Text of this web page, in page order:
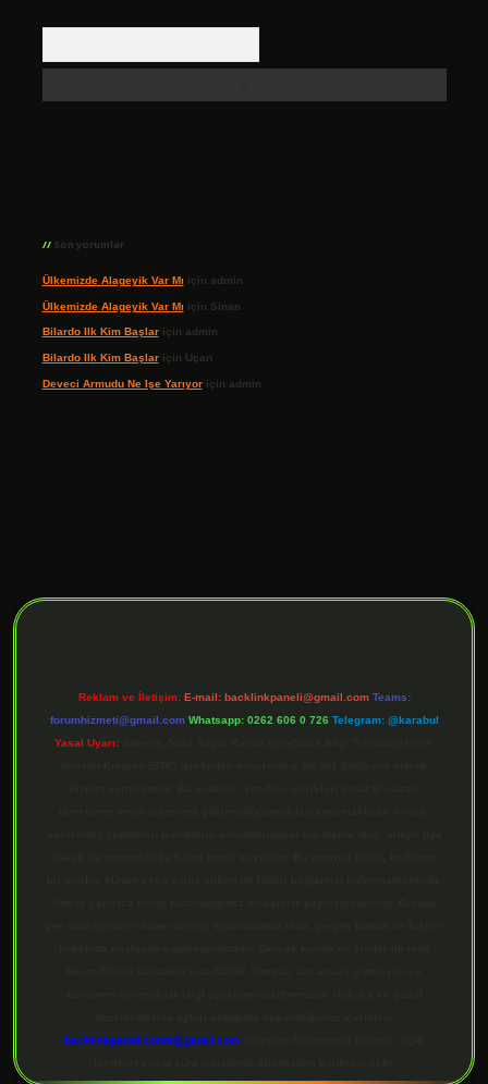
Son yorumlar
Ülkemizde Alageyik Var Mı için admin
Ülkemizde Alageyik Var Mı için Sinan
Bilardo Ilk Kim Başlariçin admin
Bilardo Ilk Kim Başlariçin Uçan
Deveci Armudu Ne Işe Yarıyoriçin admin
Reklam ve İletişim: E-mail: backlinkpaneli@gmail.com Teams:
forumhizmeti@gmail.com Whatsapp: 0262 606 0 726 Telegram: @karabul
Yasal Uyarı:
backlinkpanelicomtr@gmail.com